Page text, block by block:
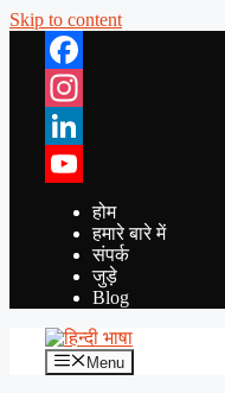
Skip to content
Facebook
Instagram
LinkedIn
YouTube
होम
हमारे बारे में
संपर्क
जुड़े
Blog
Menu